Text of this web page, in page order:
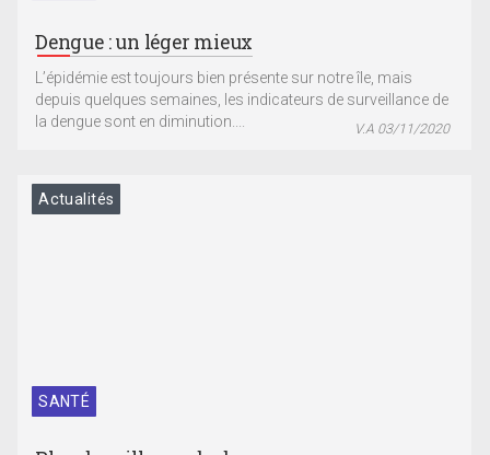
Dengue : un léger mieux
L’épidémie est toujours bien présente sur notre île, mais
depuis quelques semaines, les indicateurs de surveillance de
la dengue sont en diminution....
V.A 03/11/2020
SANTÉ
Actualités